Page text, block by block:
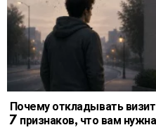
Почему откладывать
7 признаков, что вам